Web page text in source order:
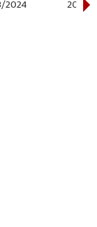
2024 2022/